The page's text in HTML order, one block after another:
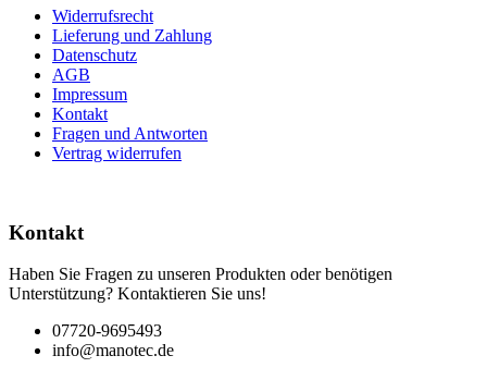
Widerrufsrecht
Lieferung und Zahlung
Datenschutz
AGB
Impressum
Kontakt
Fragen und Antworten
Vertrag widerrufen
Kontakt
Haben Sie Fragen zu unseren Produkten oder benötigen
Unterstützung? Kontaktieren Sie uns!
07720-9695493
info@manotec.de